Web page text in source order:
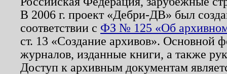
В 2006 г. проект «Дебри-ДВ» был
соответствии с ФЗ № 125 «Об
ст. 13 «Создание архивов». Основной
журналов, изданные книги, а также
Доступ к архивным документам